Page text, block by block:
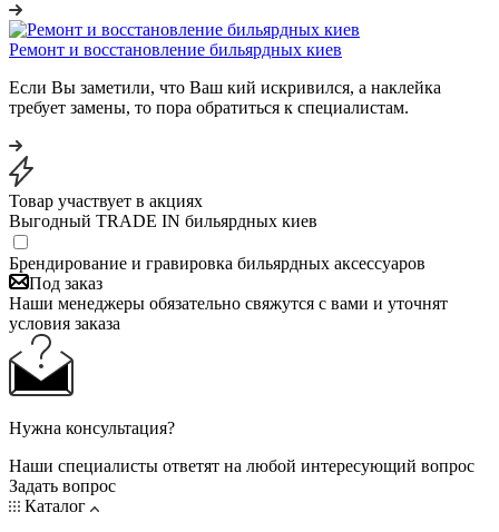
Ремонт и восстановление бильярдных киев
Если Вы заметили, что Ваш кий искривился, а наклейка
требует замены, то пора обратиться к специалистам.
Товар участвует в акциях
Выгодный TRADE IN бильярдных киев
Брендирование и гравировка бильярдных аксессуаров
Под заказ
Наши менеджеры обязательно свяжутся с вами и уточнят
условия заказа
Нужна консультация?
Наши специалисты ответят на любой интересующий вопрос
Задать вопрос
Каталог